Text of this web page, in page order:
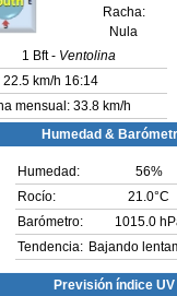
Racha:
Nula
1
Bft - Ventolina
22.5 km/h 16:14
mensual: 33.8 km/h
Humedad &
Humedad: 56%
Rocío:
21.0°C
Barómetro:
1015.0
Tendencia: Bajando
Previsión índice UV